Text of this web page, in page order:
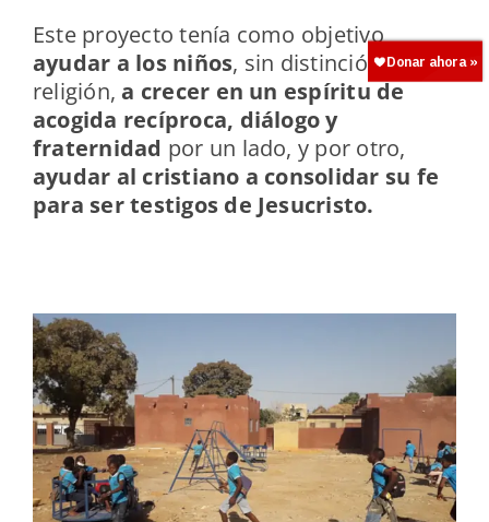
Este proyecto tenía como objetivo
ayudar a los niños, sin distinción de
religión,a crecer en un espíritu de
acogida recíproca, diálogo y
fraternidad por un lado, y por otro,
ayudar al cristiano a consolidar su fe
para ser testigos de Jesucristo.